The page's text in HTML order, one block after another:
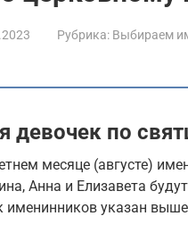
Рубрика: Выбираем
девочек по
месяце (августе)
Анна и Елизавета
именинников указан